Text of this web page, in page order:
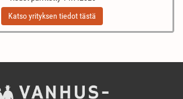
Katso yrityksen tiedot tästä